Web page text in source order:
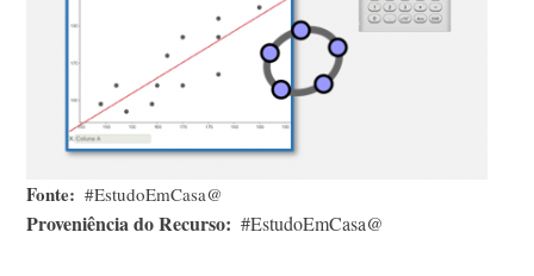
Fonte #EstudoEmCasa@
Proveniência do Recurso #EstudoEmCasa@